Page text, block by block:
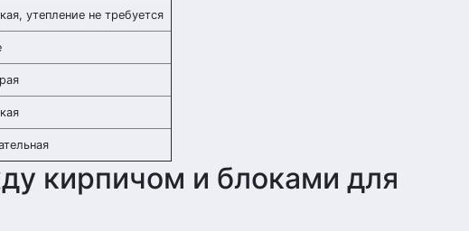
утепление не требуется
кирпичом и блоками для